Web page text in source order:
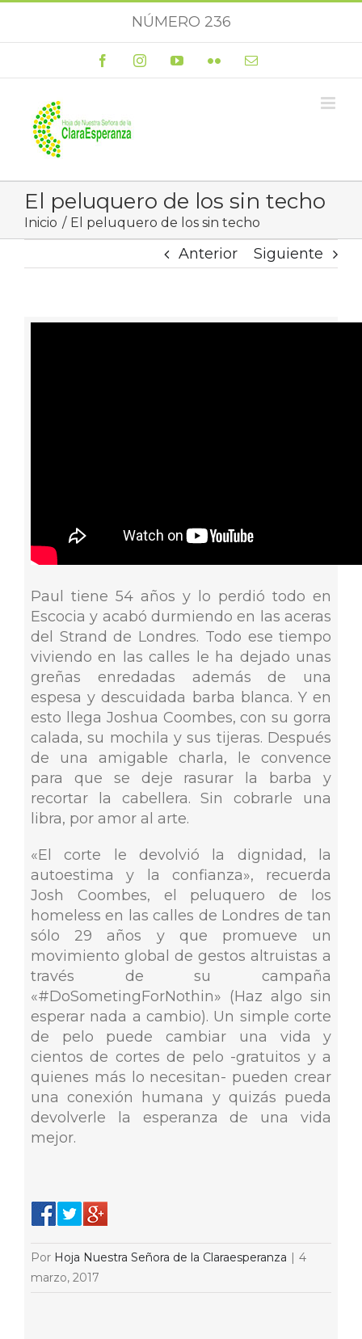
NÚMERO 236
FacebookInstagramYouTubeFlickr Correo
El peluquero de los sin techo
Inicio El peluquero de los sin techo
Anterior Siguiente
Paul tiene 54 años y lo perdió todo en
Escocia y acabó durmiendo en las aceras
del Strand de Londres. Todo ese tiempo
viviendo en las calles le ha dejado unas
greñas enredadas además de una
espesa y descuidada barba blanca. Y en
esto llega Joshua Coombes, con su gorra
calada, su mochila y sus tijeras. Después
de una amigable charla, le convence
para que se deje rasurar la barba y
recortar la cabellera. Sin cobrarle una
libra, por amor al arte.
«El corte le devolvió la dignidad, la
autoestima y la confianza», recuerda
Josh Coombes, el peluquero de los
homeless en las calles de Londres de tan
sólo 29 años y que promueve un
movimiento global de gestos altruistas a
través de su campaña
«#DoSometingForNothin» (Haz algo sin
esperar nada a cambio). Un simple corte
de pelo puede cambiar una vida y
cientos de cortes de pelo -gratuitos y a
quienes más lo necesitan- pueden crear
una conexión humana y quizás pueda
devolverle la esperanza de una vida
mejor.
Por Hoja Nuestra Señora de la Claraesperanza
4
marzo, 2017